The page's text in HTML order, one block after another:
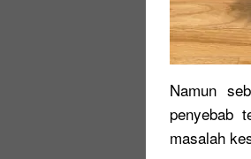
Namun
penyebab
masalah